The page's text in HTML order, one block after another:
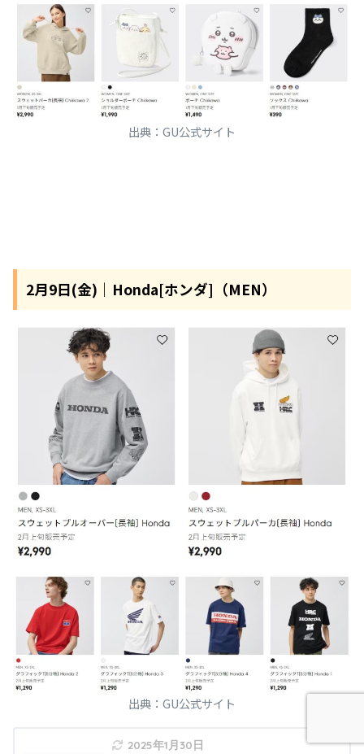
出典：GU公式サイト
2月9日(金)｜Honda[ホンダ]（MEN）
出典：GU公式サイト
2025年1月30日